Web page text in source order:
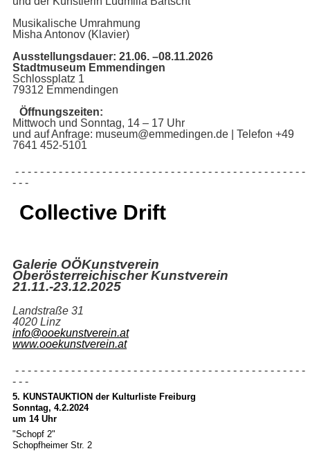
Musikalische Umrahmung
Misha Antonov (Klavier)
Ausstellungsdauer: 21.06. –08.11.2026
Stadtmuseum Emmendingen
Schlossplatz 1
79312 Emmendingen
Öffnungszeiten:
Mittwoch und Sonntag, 14 – 17 Uhr
und auf Anfrage: museum@emmedingen.de | Telefon +49
7641 452-5101
- - - - - - - - - - - - - - - - - - - - - - - - - - - - - - - - - - - - - - - - - - - - - - -
- - -
Collective Drift
Galerie OÖKunstverein
Oberösterreichischer Kunstverein
21.11.-23.12.2025
Landstraße 31
4020 Linz
info@ooekunstverein.at
www.ooekunstverein.at
- - - - - - - - - - - - - - - - - - - - - - - - - - - - - - - - - - - - - - - - - - - - - - -
- - -
5. KUNSTAUKTION der Kulturliste Freiburg
Sonntag, 4.2.2024
um 14 Uhr
"Schopf 2"
Schopfheimer Str. 2